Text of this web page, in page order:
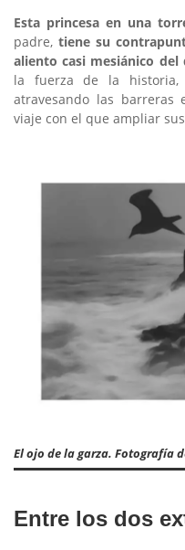
Esta princesa en una
padre, tiene su
aliento casi mesiánico del
la fuerza de la
atravesando las barreras
viaje con el que ampliar
El ojo de la garza. Fotografía
Entre los dos